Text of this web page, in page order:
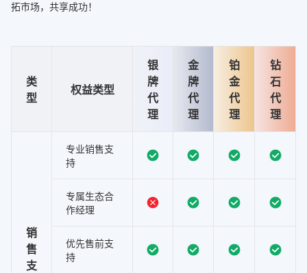
拓市场，共享成功！
类
型
权益类型
银
牌
代
理
金
牌
代
理
铂
金
代
理
钻
石
代
理
销
售
支
专业销售支
持
专属生态合
作经理
优先售前支
持